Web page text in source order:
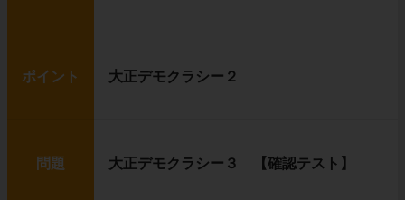
ポイント 大正デモクラシー２
問題 大正デモクラシー３ 【確認テスト】